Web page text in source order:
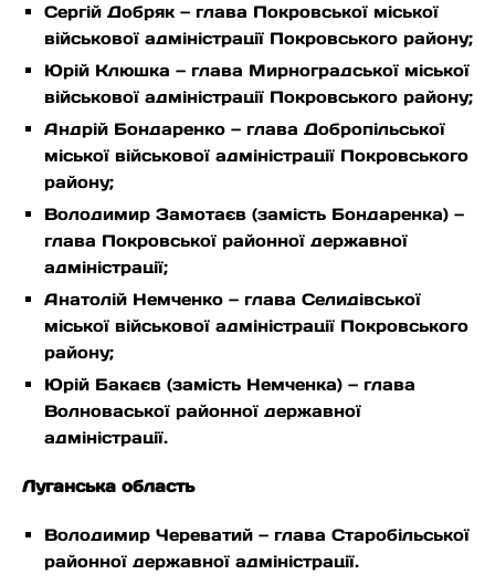
Сергій Добряк — глава Покровської міської
військової адміністрації Покровського району;
Юрій Клюшка — глава Мирноградської міської
військової адміністрації Покровського району;
Андрій Бондаренко — глава Добропільської
міської військової адміністрації Покровського
району;
Володимир Замотаєв (замість Бондаренка) —
глава Покровської районної державної
адміністрації;
Анатолій Немченко — глава Селидівської
міської військової адміністрації Покровського
району;
Юрій Бакаєв (замість Немченка) — глава
Волноваської районної державної
адміністрації.
Луганська область
Володимир Череватий — глава Старобільської
районної державної адміністрації.